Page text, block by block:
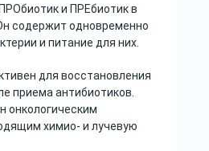
и ПРЕбиотик в
содержит одновременно
и питание для них.
для восстановления
приема антибиотиков.
онкологическим
химио- и лучевую